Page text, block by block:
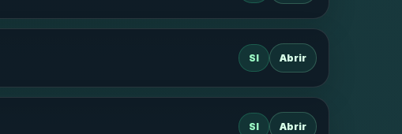
SI Abrir
SI Abrir